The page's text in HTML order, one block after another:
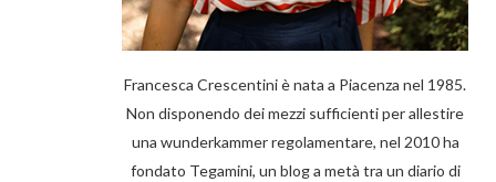
Francesca Crescentini è nata a Piacenza nel 1985.
Non disponendo dei mezzi sufficienti per allestire
una wunderkammer regolamentare, nel 2010 ha
fondato Tegamini, un blog a metà tra un diario di